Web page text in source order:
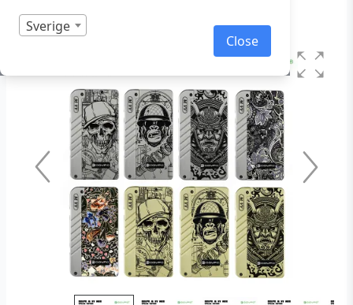
Sverige
Close
Slut i lager